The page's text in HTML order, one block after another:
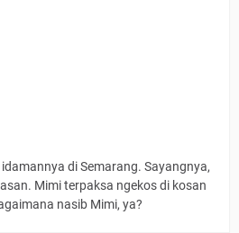
di Semarang. Sayangnya,
Mimi terpaksa ngekos di kosan
nasib Mimi, ya?